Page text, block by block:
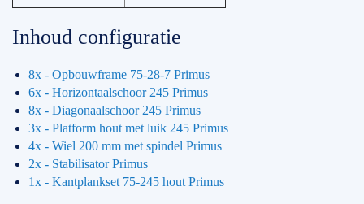
Inhoud configuratie
8x - Opbouwframe 75-28-7 Primus
6x - Horizontaalschoor 245 Primus
8x - Diagonaalschoor 245 Primus
3x - Platform hout met luik 245 Primus
4x - Wiel 200 mm met spindel Primus
2x - Stabilisator Primus
1x - Kantplankset 75-245 hout Primus